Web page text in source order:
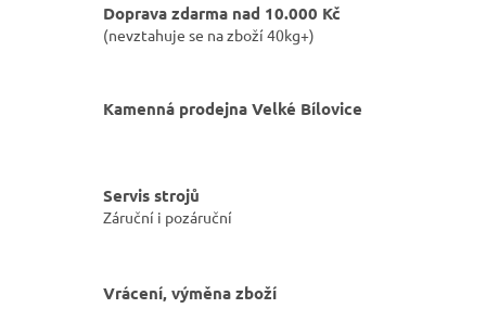
Doprava zdarma nad 10.000 Kč
(nevztahuje se na zboží 40kg+)
Kamenná prodejna Velké Bílovice
Servis strojů
Záruční i pozáruční
Vrácení, výměna zboží